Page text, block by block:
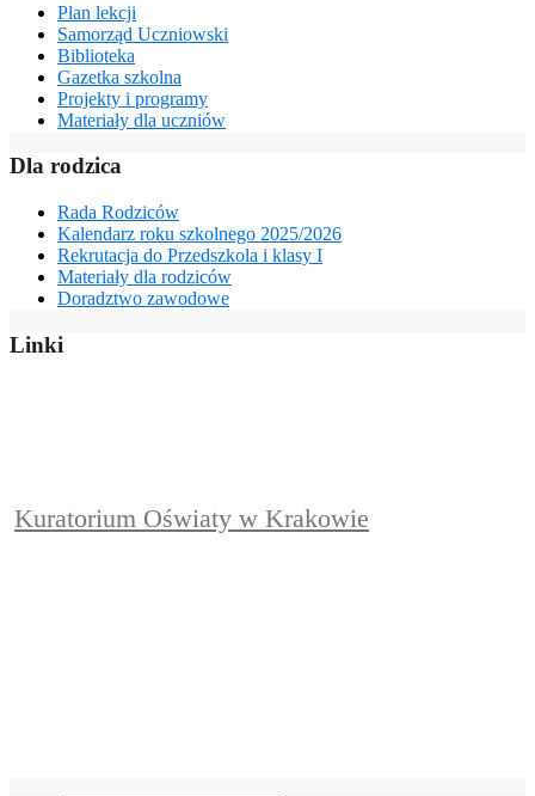
Plan lekcji
Samorząd Uczniowski
Biblioteka
Gazetka szkolna
Projekty i programy
Materiały dla uczniów
Dla rodzica
Rada Rodziców
Kalendarz roku szkolnego 2025/2026
Rekrutacja do Przedszkola i klasy I
Materiały dla rodziców
Doradztwo zawodowe
Linki
Kuratorium Oświaty w Krakowie